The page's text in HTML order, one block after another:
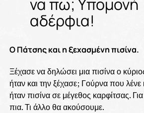
να πω; Υπομονή
αδέρφια!
Ο Πάτσης και η ξεχασμένη πισίνα.
Ξέχασε να δηλώσει μια πισίνα ο
ήταν και την ξέχασε; Γούρνα που
ήταν πισίνα σε μέγεθος καρφίτσας.
πια. Τι άλλο θα ακούσουμε.